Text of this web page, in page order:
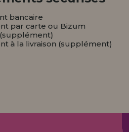
bancaire
par carte ou Bizum
(supplément)
à la livraison (supplément)